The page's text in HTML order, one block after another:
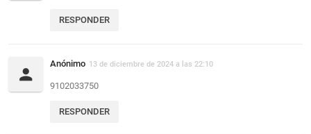
RESPONDER
Anónimo 13 de diciembre de 2024 a las 22:10
9102033750
RESPONDER